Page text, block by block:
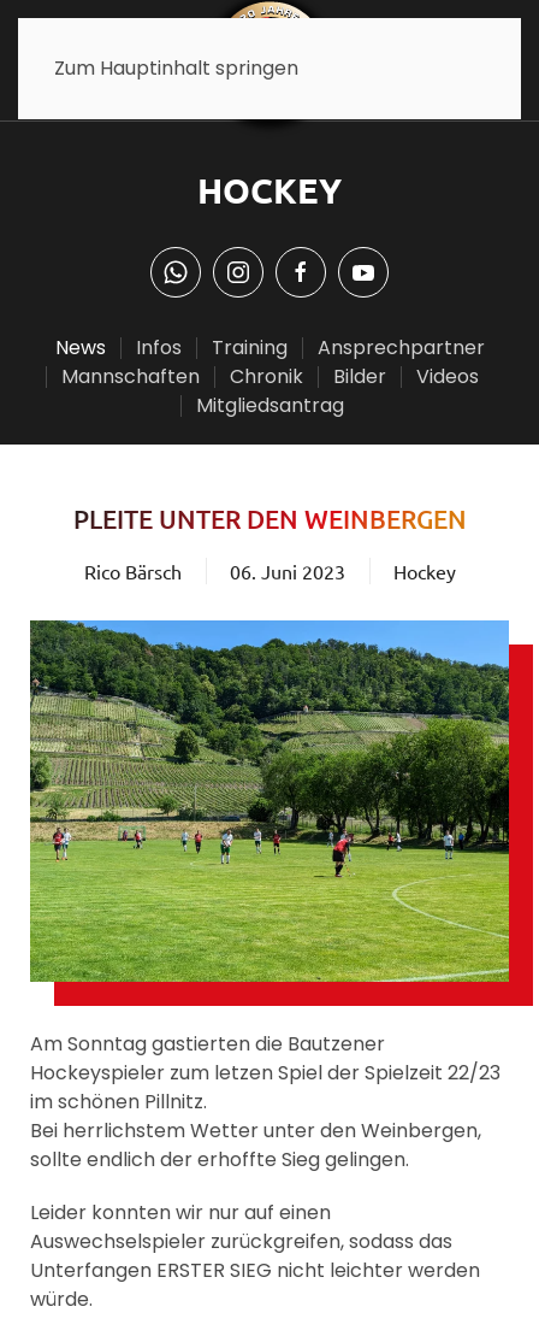
Zum Hauptinhalt springen
HOCKEY
News Infos Training
Ansprechpartner
Mannschaften
Chronik Bilder
Videos
Mitgliedsantrag
PLEITE UNTER DEN WEINBERGEN
Rico Bärsch 06. Juni 2023 Hockey
Am Sonntag gastierten die Bautzener
Hockeyspieler zum letzen Spiel der Spielzeit 22/23
im schönen Pillnitz.
Bei herrlichstem Wetter unter den Weinbergen,
sollte endlich der erhoffte Sieg gelingen.
Leider konnten wir nur auf einen
Auswechselspieler zurückgreifen, sodass das
Unterfangen ERSTER SIEG nicht leichter werden
würde.